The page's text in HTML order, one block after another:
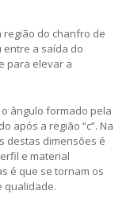
região do chanfro de
entre a saída do
para elevar a
ângulo formado pela
após a região “c”. Na
destas dimensões é
e material
é que se tornam os
qualidade.